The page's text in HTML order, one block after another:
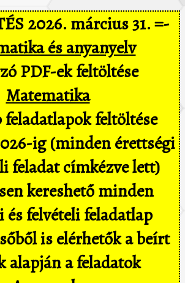
2026. március 31. =-
és anyanyelv
PDF-ek feltöltése
Matematika
feladatlapok feltöltése
ig (minden érettségi
feladat címkézve lett)
kereshető minden
és felvételi feladatlap
is elérhetők a beírt
alapján a feladatok